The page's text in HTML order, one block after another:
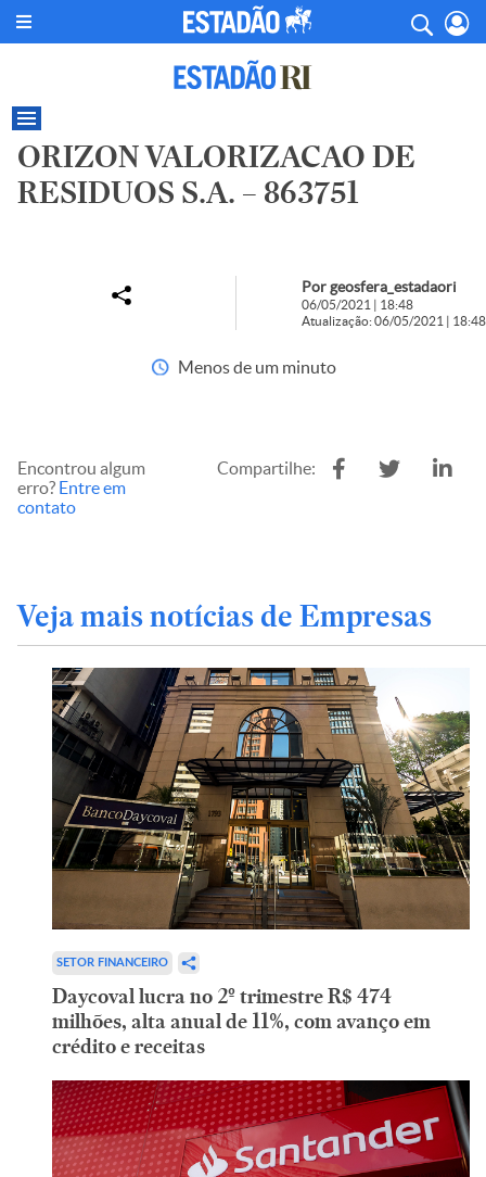
ORIZON VALORIZACAO DE
RESIDUOS S.A. – 863751
Por geosfera_estadaori
06/05/2021 | 18:48
Atualização: 06/05/2021 | 18:48
Menos de um minuto
Encontrou algum
erro? Entre em
contato
Compartilhe:
Veja mais notícias de Empresas
SETOR FINANCEIRO
Daycoval lucra no 2º trimestre R$ 474
milhões, alta anual de 11%, com avanço em
crédito e receitas